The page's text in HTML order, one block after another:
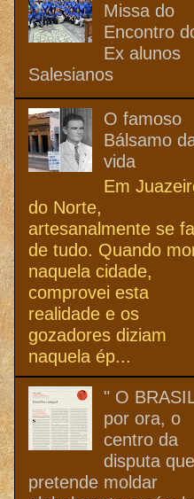
Missa do
Encontro
Ex alunos
Salesianos
O famoso
Bálsamo
vida
Em
do Norte,
artesanalmente se
de tudo. Quando
naquela cidade,
comprovei esta
realidade e os
gozadores diziam
naquela ép...
" O
por ora, o
centro da
disputa que
pretende moldar